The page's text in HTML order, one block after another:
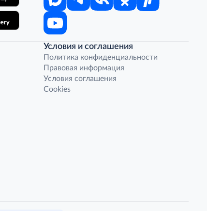
Условия и соглашения
Политика конфиденциальности
Правовая информация
Условия соглашения
Cookies